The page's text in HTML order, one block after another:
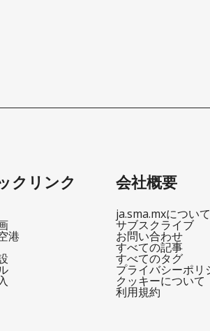
クリンク
港
会社概要
ja.sma.mxについて
サブスクライブ
お問い合わせ
すべての記事
すべてのタグ
プライバシーポリ
クッキーについて
利用規約